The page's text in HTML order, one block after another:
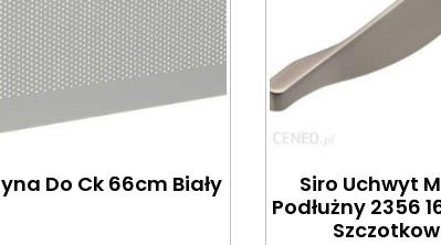
Do Ck 66cm Biały
Siro Uchwyt
Podłużny 2356